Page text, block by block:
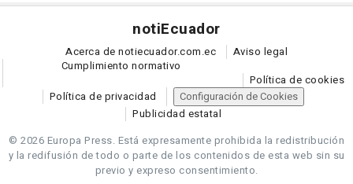
notiEcuador
Acerca de notiecuador.com.ec
Aviso legal
Cumplimiento normativo
Política de cookies
Política de privacidad
Configuración de Cookies
Publicidad estatal
© 2026 Europa Press. Está expresamente prohibida la redistribución
y la redifusión de todo o parte de los contenidos de esta web sin su
previo y expreso consentimiento.